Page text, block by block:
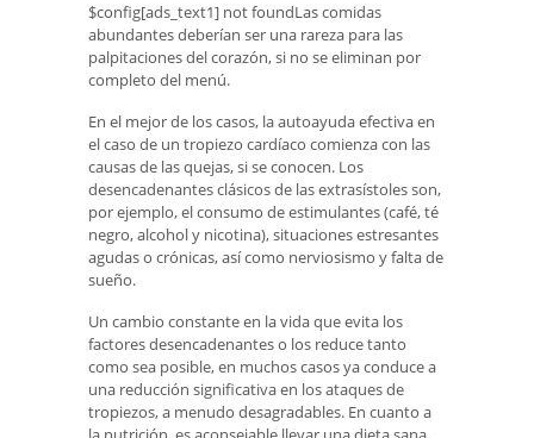
$config[ads_text1] not foundLas comidas
abundantes deberían ser una rareza para las
palpitaciones del corazón, si no se eliminan por
completo del menú.
En el mejor de los casos, la autoayuda efectiva en
el caso de un tropiezo cardíaco comienza con las
causas de las quejas, si se conocen. Los
desencadenantes clásicos de las extrasístoles son,
por ejemplo, el consumo de estimulantes (café, té
negro, alcohol y nicotina), situaciones estresantes
agudas o crónicas, así como nerviosismo y falta de
sueño.
Un cambio constante en la vida que evita los
factores desencadenantes o los reduce tanto
como sea posible, en muchos casos ya conduce a
una reducción significativa en los ataques de
tropiezos, a menudo desagradables. En cuanto a